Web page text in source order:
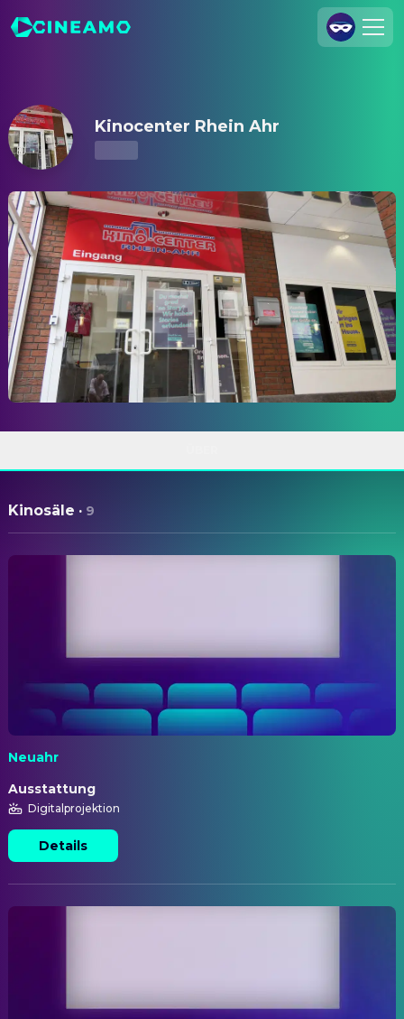
Impressum
Datenschutzerklärung
Datenschutzeinstellungen
Kinocenter Rhein Ahr – Kinoprogramm & Tickets
Kinocenter Rhein Ahr
Kinosäle · 9
Neuahr
Ausstattung
Digitalprojektion
Details